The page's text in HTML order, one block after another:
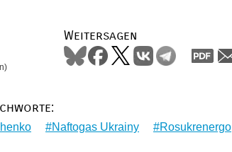
Weitersagen
Naftogas Ukrainy Rosukrenergo